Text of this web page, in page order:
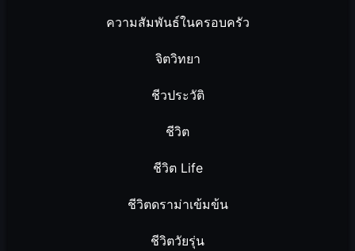
ความสัมพันธ์ในครอบครัว
จิตวิทยา
ชีวประวัติ
ชีวิต
ชีวิต Life
ชีวิตดราม่าเข้มข้น
ชีวิตวัยรุ่น